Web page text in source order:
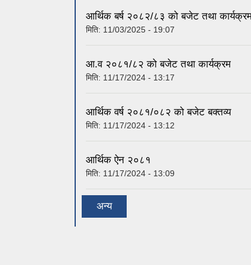
आर्थिक बर्ष २०८२/८३ को बजेट तथा
मिति: 11/03/2025 - 19:07
आ.व २०८१/८२ को बजेट तथा कार्यक्रम
मिति: 11/17/2024 - 13:17
आर्थिक वर्ष २०८१/०८२ को बजेट बक्तव्य
मिति: 11/17/2024 - 13:12
आर्थिक ऐन २०८१
मिति: 11/17/2024 - 13:09
अन्य